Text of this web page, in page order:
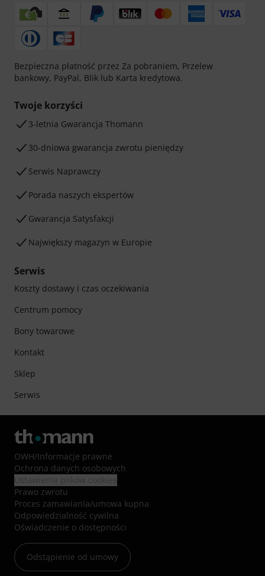
Bezpieczna płatność przez Za pobraniem, Przelew
bankowy, PayPal, Blik lub Karta kredytowa.
Twoje korzyści
3-letnia Gwarancja Thomann
30-dniowa gwarancja zwrotu pieniędzy
Serwis Naprawczy
Porada naszych ekspertów
Gwarancja Satysfakcji
Największy magazyn w Europie
Serwis
Koszty dostawy i czas oczekiwania
Centrum pomocy
Bony towarowe
Kontakt
Sklep
Serwis
OWH/Informacje prawne
Ochrona danych osobowych
Prawo zwrotu
Proces zamawiania/umowa kupna
Odpowiedzialność cywilna
Oświadczenie o dostępności
Odstąpienie od umowy